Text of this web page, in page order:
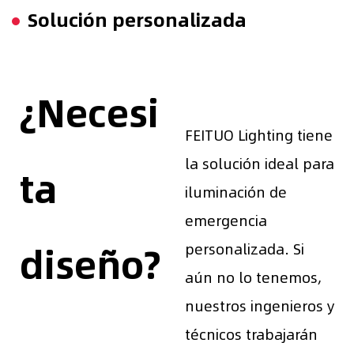
Solución personalizada
¿Necesi
ta
diseño?
FEITUO Lighting tiene
la solución ideal para
iluminación de
emergencia
personalizada. Si
aún no lo tenemos,
nuestros ingenieros y
técnicos trabajarán